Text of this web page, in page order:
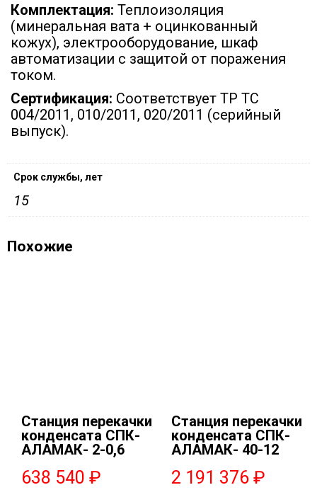
Комплектация: Теплоизоляция
(минеральная вата + оцинкованный
кожух), электрооборудование, шкаф
автоматизации с защитой от поражения
током.
Сертификация: Соответствует ТР ТС
004/2011, 010/2011, 020/2011 (серийный
выпуск).
Срок службы, лет
15
Похожие
Станция перекачки
конденсата СПК-
АЛАМАК- 2-0,6
638 540 ₽
Станция перекачки
конденсата СПК-
АЛАМАК- 40-12
2 191 376₽